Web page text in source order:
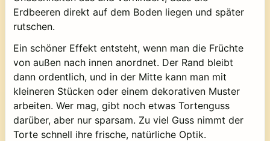
Erdbeeren direkt auf dem Boden liegen und später
rutschen.
Ein schöner Effekt entsteht, wenn man die Früchte
von außen nach innen anordnet. Der Rand bleibt
dann ordentlich, und in der Mitte kann man mit
kleineren Stücken oder einem dekorativen Muster
arbeiten. Wer mag, gibt noch etwas Tortenguss
darüber, aber nur sparsam. Zu viel Guss nimmt der
Torte schnell ihre frische, natürliche Optik.